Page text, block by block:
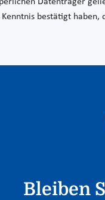
bestätigt haben,
Bleiben